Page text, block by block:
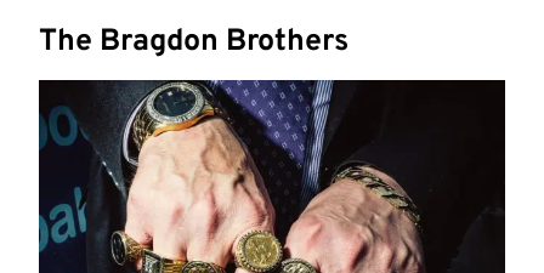
The Bragdon Brothers